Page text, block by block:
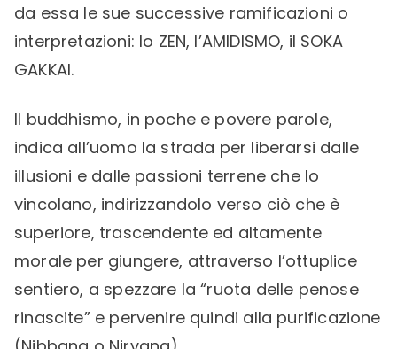
da essa le sue successive ramificazioni o
interpretazioni: lo ZEN, l’AMIDISMO, il SOKA
GAKKAI.
Il buddhismo, in poche e povere parole,
indica all’uomo la strada per liberarsi dalle
illusioni e dalle passioni terrene che lo
vincolano, indirizzandolo verso ciò che è
superiore, trascendente ed altamente
morale per giungere, attraverso l’ottuplice
sentiero, a spezzare la “ruota delle penose
rinascite” e pervenire quindi alla purificazione